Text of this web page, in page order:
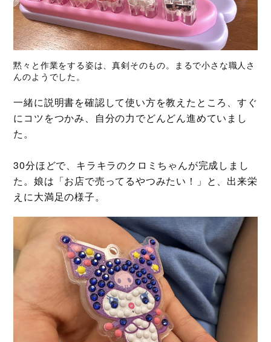
黙々と作業をする姿は、真剣そのもの。まるで小さな職人さ
んのようでした。
一緒に説明書を確認して使い方を教えたところ、すぐ
にコツをつかみ、自分の力でどんどん進めていまし
た。
30分ほどで、キラキラのクロミちゃんが完成しまし
た。娘は「お店で売ってるやつみたい！」と、出来栄
えに大満足の様子。